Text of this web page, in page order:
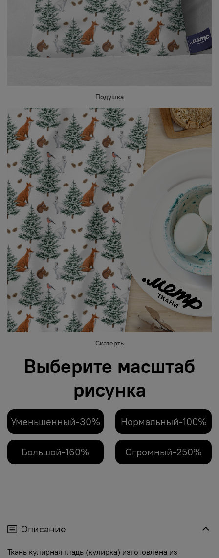
Подушка
Скатерть
Выберите масштаб
рисунка
Уменьшенный-30% Нормальный-100%
Большой-160% Огромный-250%
Описание
Ткань кулирная гладь (кулирка) изготовлена из